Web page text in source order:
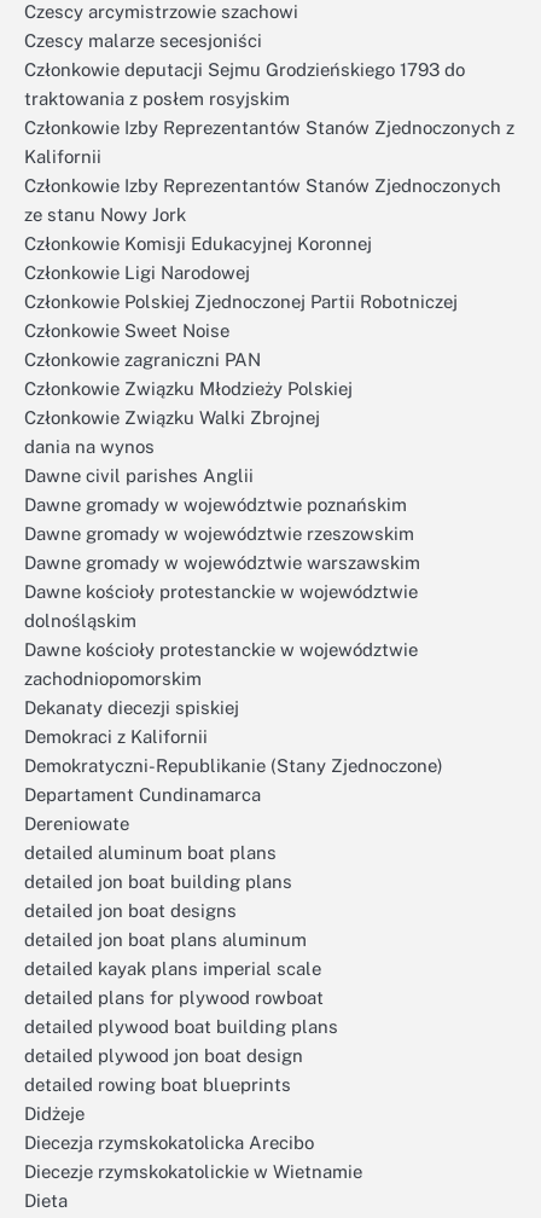
Czescy arcymistrzowie szachowi
Czescy malarze secesjoniści
Członkowie deputacji Sejmu Grodzieńskiego 1793 do
traktowania z posłem rosyjskim
Członkowie Izby Reprezentantów Stanów Zjednoczonych z
Kalifornii
Członkowie Izby Reprezentantów Stanów Zjednoczonych
ze stanu Nowy Jork
Członkowie Komisji Edukacyjnej Koronnej
Członkowie Ligi Narodowej
Członkowie Polskiej Zjednoczonej Partii Robotniczej
Członkowie Sweet Noise
Członkowie zagraniczni PAN
Członkowie Związku Młodzieży Polskiej
Członkowie Związku Walki Zbrojnej
dania na wynos
Dawne civil parishes Anglii
Dawne gromady w województwie poznańskim
Dawne gromady w województwie rzeszowskim
Dawne gromady w województwie warszawskim
Dawne kościoły protestanckie w województwie
dolnośląskim
Dawne kościoły protestanckie w województwie
zachodniopomorskim
Dekanaty diecezji spiskiej
Demokraci z Kalifornii
Demokratyczni-Republikanie (Stany Zjednoczone)
Departament Cundinamarca
Dereniowate
detailed aluminum boat plans
detailed jon boat building plans
detailed jon boat designs
detailed jon boat plans aluminum
detailed kayak plans imperial scale
detailed plans for plywood rowboat
detailed plywood boat building plans
detailed plywood jon boat design
detailed rowing boat blueprints
Didżeje
Diecezja rzymskokatolicka Arecibo
Diecezje rzymskokatolickie w Wietnamie
Dieta